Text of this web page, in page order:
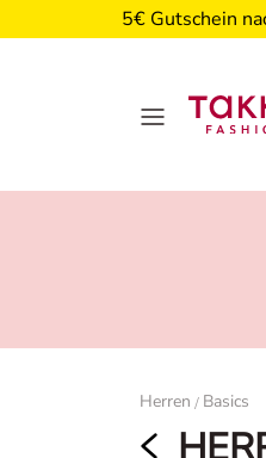
5€ Gutschein
Herren / Basics